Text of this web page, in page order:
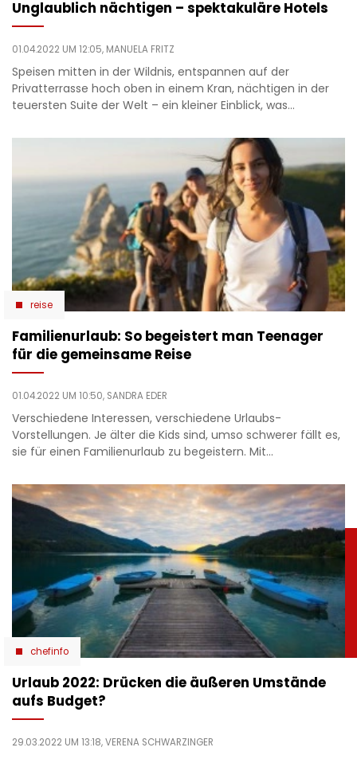
Unglaublich nächtigen – spektakuläre Hotels
01.04.2022 UM 12:05, MANUELA FRITZ
Speisen mitten in der Wildnis, entspannen auf der
Privatterrasse hoch oben in einem Kran, nächtigen in der
teuersten Suite der Welt – ein kleiner Einblick, was…
reise
Familienurlaub: So begeistert man Teenager
für die gemeinsame Reise
01.04.2022 UM 10:50, SANDRA EDER
Verschiedene Interessen, verschiedene Urlaubs-
Vorstellungen. Je älter die Kids sind, umso schwerer fällt es,
sie für einen Familienurlaub zu begeistern. Mit…
chefinfo
Urlaub 2022: Drücken die äußeren Umstände
aufs Budget?
29.03.2022 UM 13:18,VERENA SCHWARZINGER